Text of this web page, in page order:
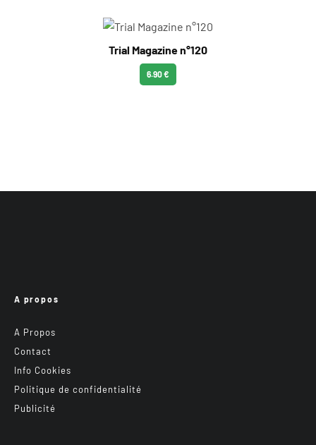
Trial Magazine n°120
6.90 €
A propos
A Propos
Contact
Info Cookies
Politique de confidentialité
Publicité